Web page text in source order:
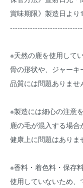
賞味期限》製造日より
※天然の鹿を使用して
骨の形状や、ジャー
品質には問題ありませ
※製造には細心の注意
鹿の毛が混入する場合
健康上に問題はありま
※香料・着色料・保存
使用していないため、